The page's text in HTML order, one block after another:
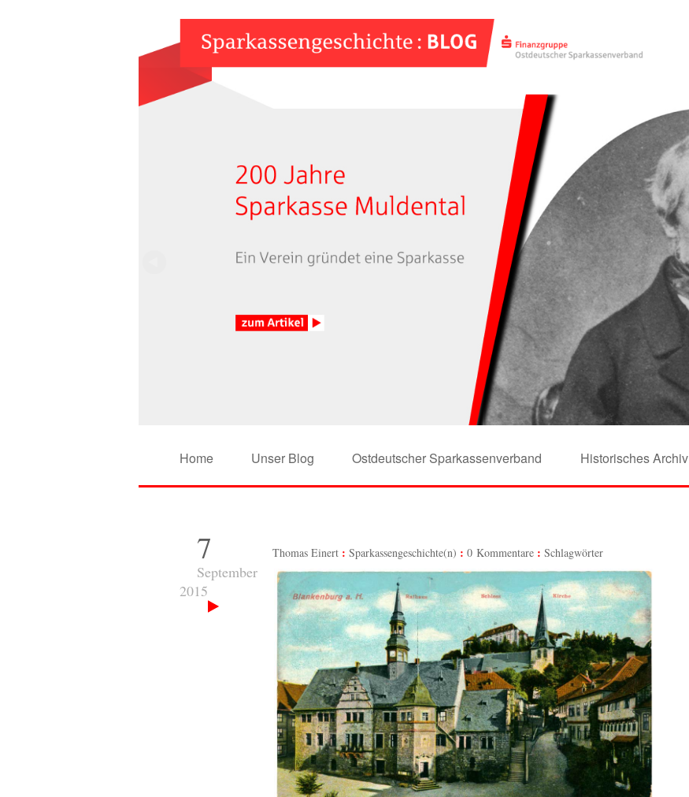
Home Unser Blog Ostdeutscher Sparkassenverband Historisches Archiv
7
September
2015
Thomas Einert Sparkassengeschichte(n) 0 Kommentare Schlagwörter